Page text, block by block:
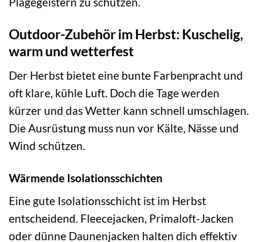
Outdoor-Zubehör im Herbst: Kuschelig,
warm und wetterfest
Der Herbst bietet eine bunte Farbenpracht und
oft klare, kühle Luft. Doch die Tage werden
kürzer und das Wetter kann schnell umschlagen.
Die Ausrüstung muss nun vor Kälte, Nässe und
Wind schützen.
Wärmende Isolationsschichten
Eine gute Isolationsschicht ist im Herbst
entscheidend. Fleecejacken, Primaloft-Jacken
oder dünne Daunenjacken halten dich effektiv